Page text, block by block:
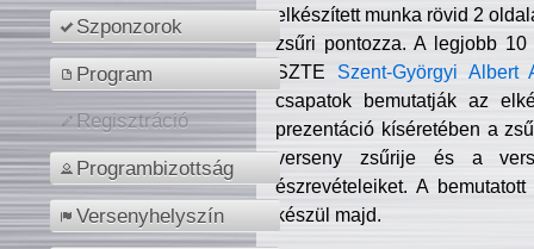
Szponzorok
Program
Regisztráció
Programbizottság
Versenyhelyszín
elkészített munka rövid 2
zsűri pontozza. A legjobb
SZTE Szent-Györgyi Albert
csapatok bemutatják az
prezentáció kíséretében a
verseny zsűrije és a
észrevételeiket. A
készül majd.